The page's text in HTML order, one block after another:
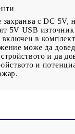
захранва с DC 5V,
5V USB източник
включен в
може да
и да
и